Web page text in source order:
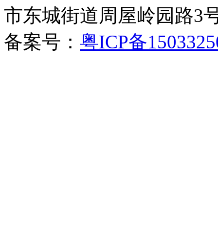
市东城街道周屋岭园路3
备案号： 粤ICP备